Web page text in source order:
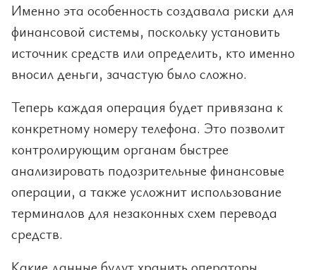
Именно эта особенность создавала риски для
финансовой системы, поскольку установить
источник средств или определить, кто именно
вносил деньги, зачастую было сложно.
Теперь каждая операция будет привязана к
конкретному номеру телефона. Это позволит
контролирующим органам быстрее
анализировать подозрительные финансовые
операции, а также усложнит использование
терминалов для незаконных схем перевода
средств.